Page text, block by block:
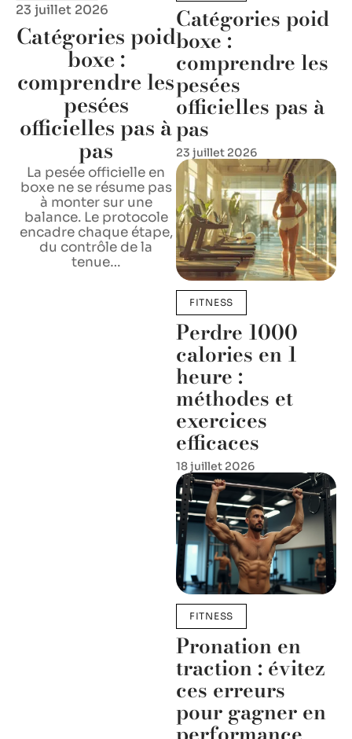
23 juillet 2026
Catégories poid
boxe :
comprendre les
pesées
officielles pas à
pas
La pesée officielle en
boxe ne se résume pas
à monter sur une
balance. Le protocole
encadre chaque étape,
du contrôle de la
tenue…
Catégories poid
boxe :
comprendre les
pesées
officielles pas à
pas
23 juillet 2026
FITNESS
Perdre 1000
calories en 1
heure :
méthodes et
exercices
efficaces
18 juillet 2026
FITNESS
Pronation en
traction : évitez
ces erreurs
pour gagner en